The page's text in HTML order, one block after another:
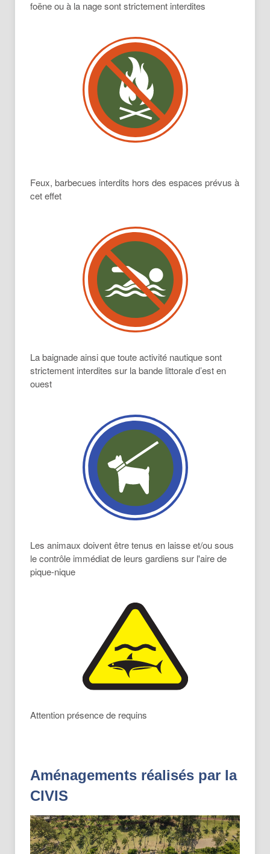
foëne ou à la nage sont strictement interdites
Feux, barbecues interdits hors des espaces prévus à
cet effet
La baignade ainsi que toute activité nautique sont
strictement interdites sur la bande littorale d’est en
ouest
Les animaux doivent être tenus en laisse et/ou sous
le contrôle immédiat de leurs gardiens sur l'aire de
pique-nique
Attention présence de requins
Aménagements réalisés par la
CIVIS